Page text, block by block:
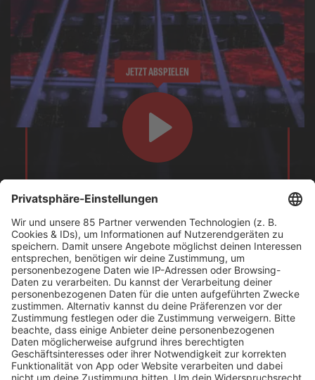
JETZT ABSPIELEN
Ihr seid Freunde des knallharten Sounds von Slipknot?
Dann probiert doch BOBs Harte Saite-Stream aus!
Es läuft:
Slipknot mit Red Flag